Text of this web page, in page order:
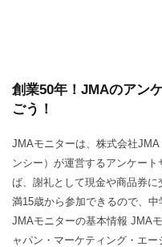
創業50年！JMAのアン
ごう！
JMAモニターは、株式会社
ンシー）が運営するアンケー
ば、謝礼として現金や商品券に
満15歳から参加できるので、中
JMAモニターの基本情報 JMA
ャパン・マーケティング・エ